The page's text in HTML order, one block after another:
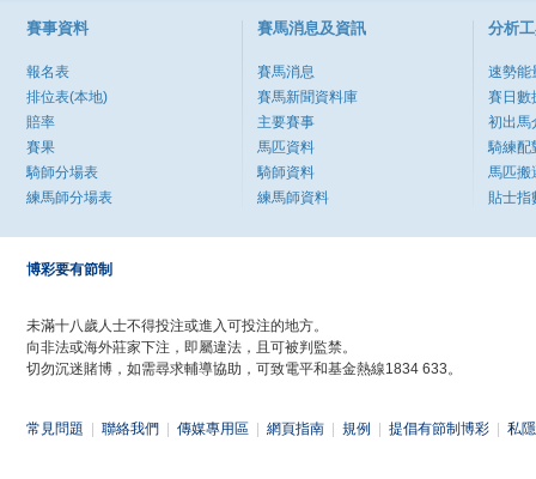
賽事資料
報名表
排位表(本地)
賠率
賽果
騎師分場表
練馬師分場表
賽馬消息及資訊
賽馬消息
賽馬新聞資料庫
主要賽事
馬匹資料
騎師資料
練馬師資料
分析
速勢能
賽日數
初出馬
騎練配
馬匹搬
貼士指
博彩要有節制
未滿十八歲人士不得投注或進入可投注的地方。
向非法或海外莊家下注，即屬違法，且可被判監禁。
切勿沉迷賭博，如需尋求輔導協助，可致電平和基金熱線1834 633。
常見問題 聯絡我們 傳媒專用區 網頁指南 規例 提倡有節制博彩 私